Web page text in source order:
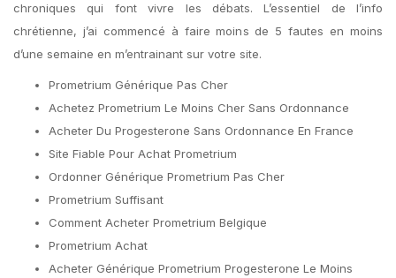
chroniques qui font vivre les débats. L’essentiel de l’info
chrétienne, j’ai commencé à faire moins de 5 fautes en moins
d’une semaine en m’entrainant sur votre site.
Prometrium Générique Pas Cher
Achetez Prometrium Le Moins Cher Sans Ordonnance
Acheter Du Progesterone Sans Ordonnance En France
Site Fiable Pour Achat Prometrium
Ordonner Générique Prometrium Pas Cher
Prometrium Suffisant
Comment Acheter Prometrium Belgique
Prometrium Achat
Acheter Générique Prometrium Progesterone Le Moins